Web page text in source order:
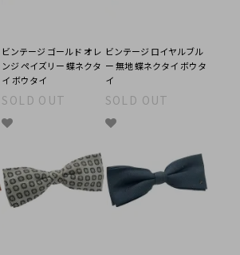
ビンテージ ゴールド オレ
ンジ ペイズリー 蝶ネクタ
イ ボウタイ
SOLD OUT
ビンテージ ロイヤルブル
ー 無地 蝶ネクタイ ボウタ
イ
SOLD OUT